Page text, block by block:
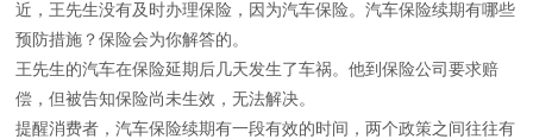
近，王先生没有及时办理保险，因为汽车保险。汽车保险续期有哪些
预防措施？保险会为你解答的。
王先生的汽车在保险延期后几天发生了车祸。他到保险公司要求赔
偿，但被告知保险尚未生效，无法解决。
提醒消费者，汽车保险续期有一段有效的时间，两个政策之间往往有